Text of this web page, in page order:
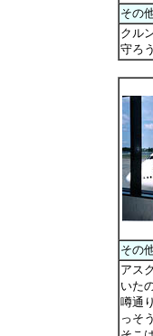
その
クル
守ろ
その
アス
いた
噂通
っそ